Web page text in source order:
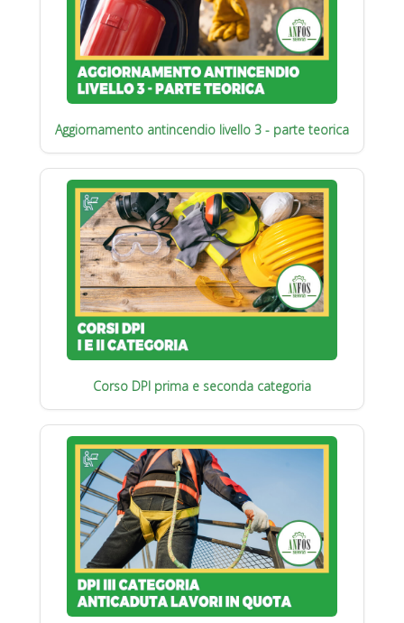
Aggiornamento antincendio livello 3 - parte teorica
Corso DPI prima e seconda categoria